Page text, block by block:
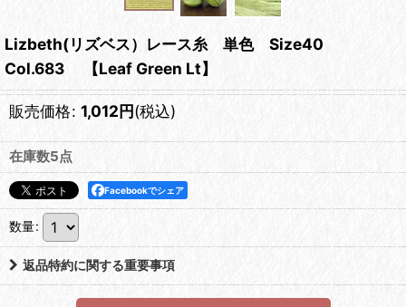
Lizbeth(リズベス）レース糸 単色 Size40
Col.683 【Leaf Green Lt】
販売価格: 1,012円(税込)
在庫数5点
Facebookでシェア
数量:
返品特約に関する重要事項